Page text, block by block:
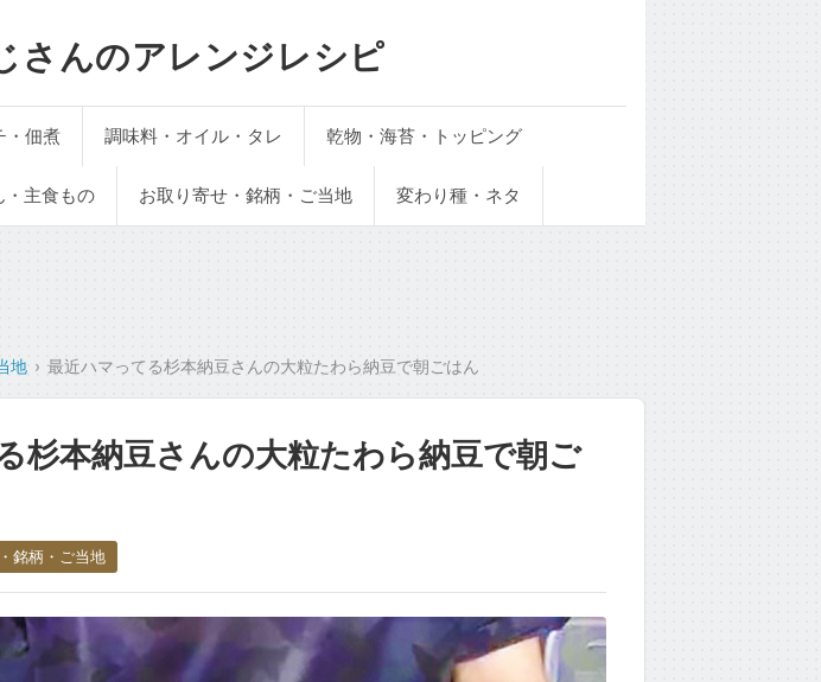
さんのアレンジレシピ
・佃煮 調味料・オイル・タレ 乾物・海苔・トッピング
・主食もの お取り寄せ・銘柄・ご当地 変わり種・ネタ
地 最近ハマってる杉本納豆さんの大粒たわら納豆で朝ごはん
杉本納豆さんの大粒たわら納豆で朝ご
銘柄・ご当地